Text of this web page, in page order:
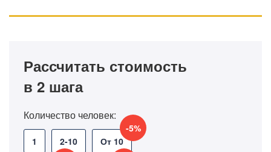
Рассчитать стоимость
в 2 шага
Количество человек:
1 2-10 От 10
-5%